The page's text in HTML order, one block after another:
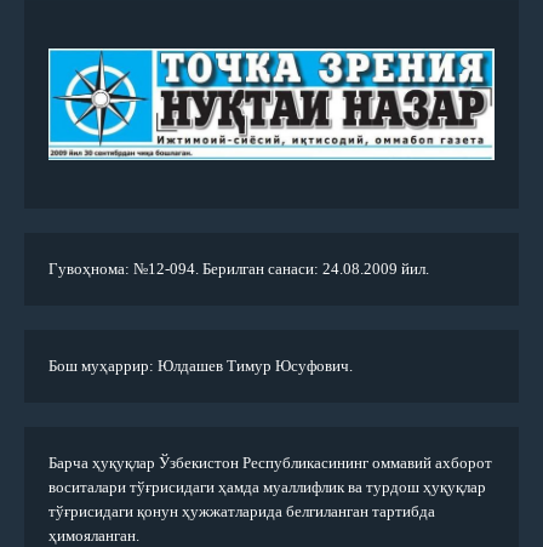
Гувоҳнома: №12-094. Берилган санаси: 24.08.2009 йил.
Бош муҳаррир: Юлдашев Тимур Юсуфович.
Барча ҳуқуқлар Ўзбекистон Республикасининг оммавий ахборот
воситалари тўғрисидаги ҳамда муаллифлик ва турдош ҳуқуқлар
тўғрисидаги қонун ҳужжатларида белгиланган тартибда
ҳимояланган.